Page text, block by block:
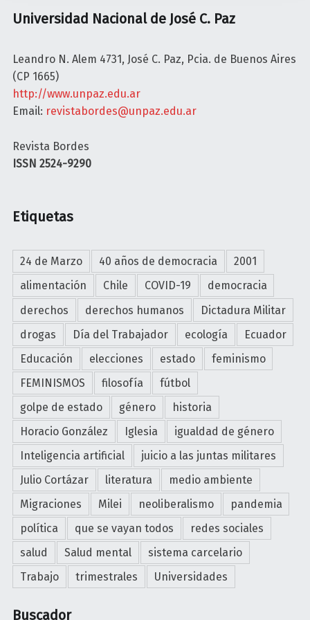
o
Universidad Nacional de José C. Paz
Leandro N. Alem 4731, José C. Paz, Pcia. de Buenos Aires
(CP 1665)
http://www.unpaz.edu.ar
Email: revistabordes@unpaz.edu.ar
Revista Bordes
ISSN 2524-9290
Etiquetas
24 de Marzo 40 años de democracia
2001
alimentación
Chile COVID-19
democracia
derechos
derechos humanos
Dictadura Militar
drogas
Día del Trabajador ecología
Ecuador
Educación
elecciones estado
feminismo
FEMINISMOS
filosofía
fútbol
golpe de estado
género
historia
Horacio González
Iglesia
igualdad de género
Inteligencia artificial
juicio a las juntas militares
Julio Cortázar
literatura
medio ambiente
Migraciones
Milei neoliberalismo
pandemia
política
que se vayan todos
redes sociales
salud
Salud mental
sistema carcelario
Trabajo
trimestrales Universidades
Buscador